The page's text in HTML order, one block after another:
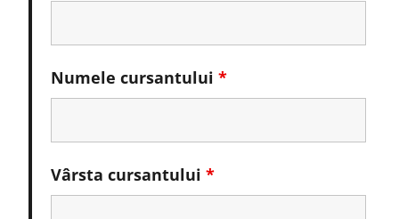
Numele cursantului *
Vârsta cursantului *